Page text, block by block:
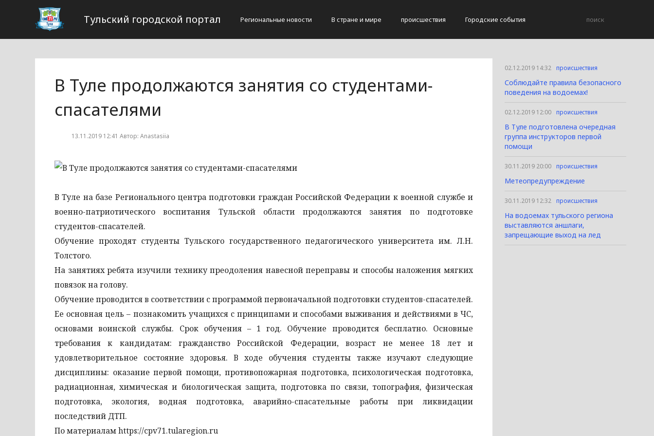
Тульский городской портал Региональные новости В стране и мире происшествия Городские события
В Туле продолжаются занятия со студентами-
спасателями
13.11.2019 12:41 Автор: Anastasiia
В Туле на базе Регионального центра подготовки граждан Российской Федерации к военной службе и
военно-патриотического воспитания Тульской области продолжаются занятия по подготовке
студентов-спасателей.
Обучение проходят студенты Тульского государственного педагогического университета им. Л.Н.
Толстого.
На занятиях ребята изучили технику преодоления навесной переправы и способы наложения мягких
повязок на голову.
Обучение проводится в соответствии с программой первоначальной подготовки студентов-спасателей.
Ее основная цель – познакомить учащихся с принципами и способами выживания и действиями в ЧС,
основами воинской службы. Срок обучения – 1 год. Обучение проводится бесплатно. Основные
требования к кандидатам: гражданство Российской Федерации, возраст не менее 18 лет и
удовлетворительное состояние здоровья. В ходе обучения студенты также изучают следующие
дисциплины: оказание первой помощи, противопожарная подготовка, психологическая подготовка,
радиационная, химическая и биологическая защита, подготовка по связи, топография, физическая
подготовка, экология, водная подготовка, аварийно-спасательные работы при ликвидации
последствий ДТП.
По материалам https://cpv71.tularegion.ru
02.12.2019 14:32 происшествия
Соблюдайте правила безопасного
поведения на водоемах!
02.12.2019 12:00 происшествия
В Туле подготовлена очередная
группа инструкторов первой
помощи
30.11.2019 20:00 происшествия
Метеопредупреждение
30.11.2019 12:32 происшествия
На водоемах тульского региона
выставляются аншлаги,
запрещающие выход на лед